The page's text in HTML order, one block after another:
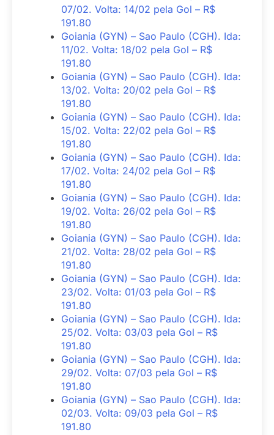
07/02. Volta: 14/02 pela Gol – R$
191.80
Goiania (GYN) – Sao Paulo (CGH). Ida:
11/02. Volta: 18/02 pela Gol – R$
191.80
Goiania (GYN) – Sao Paulo (CGH). Ida:
13/02. Volta: 20/02 pela Gol – R$
191.80
Goiania (GYN) – Sao Paulo (CGH). Ida:
15/02. Volta: 22/02 pela Gol – R$
191.80
Goiania (GYN) – Sao Paulo (CGH). Ida:
17/02. Volta: 24/02 pela Gol – R$
191.80
Goiania (GYN) – Sao Paulo (CGH). Ida:
19/02. Volta: 26/02 pela Gol – R$
191.80
Goiania (GYN) – Sao Paulo (CGH). Ida:
21/02. Volta: 28/02 pela Gol – R$
191.80
Goiania (GYN) – Sao Paulo (CGH). Ida:
23/02. Volta: 01/03 pela Gol – R$
191.80
Goiania (GYN) – Sao Paulo (CGH). Ida:
25/02. Volta: 03/03 pela Gol – R$
191.80
Goiania (GYN) – Sao Paulo (CGH). Ida:
29/02. Volta: 07/03 pela Gol – R$
191.80
Goiania (GYN) – Sao Paulo (CGH). Ida:
02/03. Volta: 09/03 pela Gol – R$
191.80